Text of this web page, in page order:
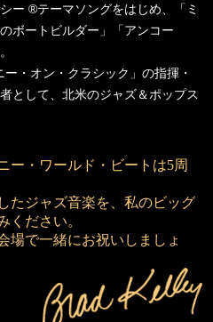
ー ®テーマソングをはじめ、「ミ
ボートビルダー」「アンコー
・オン・クラシック」の指揮・
として、北米のジャズ＆ポップス
ー・ワールド・ビートは5周
たジャズ音楽を、私のビッグ
ください。
場で一緒にお祝いしましょ